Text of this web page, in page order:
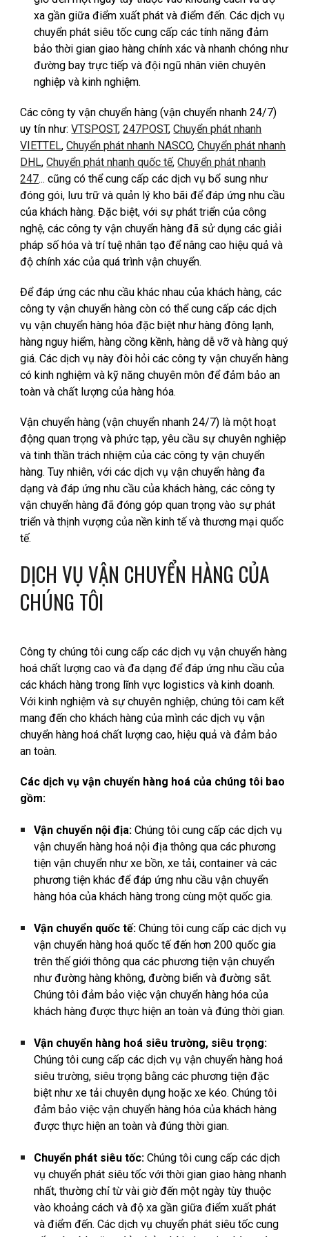
xa gần giữa điểm xuất phát và điểm đến. Các dịch vụ
chuyển phát siêu tốc cung cấp các tính năng đảm
bảo thời gian giao hàng chính xác và nhanh chóng như
đường bay trực tiếp và đội ngũ nhân viên chuyên
nghiệp và kinh nghiệm.
Các công ty vận chuyển hàng(vận chuyển nhanh 24/7)
uy tín như:VTSPOST,247POST,Chuyển phát nhanh
VIETTEL,Chuyển phát nhanh NASCO,Chuyển phát nhanh
DHL,Chuyển phát nhanh quốc tế,Chuyển phát nhanh
247... cũng có thể cung cấp các dịch vụ bổ sung như
đóng gói, lưu trữ và quản lý kho bãi để đáp ứng nhu cầu
của khách hàng. Đặc biệt, với sự phát triển của công
nghệ, các công ty vận chuyển hàng đã sử dụng các giải
pháp số hóa và trí tuệ nhân tạo để nâng cao hiệu quả và
độ chính xác của quá trình vận chuyển.
Để đáp ứng các nhu cầu khác nhau của khách hàng, các
công ty vận chuyển hàng còn có thể cung cấp các dịch
vụ vận chuyển hàng hóa đặc biệt như hàng đông lạnh,
hàng nguy hiểm, hàng cồng kềnh, hàng dễ vỡ và hàng quý
giá. Các dịch vụ này đòi hỏi các công ty vận chuyển hàng
có kinh nghiệm và kỹ năng chuyên môn để đảm bảo an
toàn và chất lượng của hàng hóa.
Vận chuyển hàng(vận chuyển nhanh 24/7) là một hoạt
động quan trọng và phức tạp, yêu cầu sự chuyên nghiệp
và tinh thần trách nhiệm của các công ty vận chuyển
hàng. Tuy nhiên, với các dịch vụ vận chuyển hàng đa
dạng và đáp ứng nhu cầu của khách hàng, các công ty
vận chuyển hàng đã đóng góp quan trọng vào sự phát
triển và thịnh vượng của nền kinh tế và thương mại quốc
tế.
DỊCH VỤ VẬN CHUYỂN HÀNG CỦA
CHÚNG TÔI
Công ty chúng tôi cung cấp các dịch vụ vận chuyển hàng
hoá chất lượng cao và đa dạng để đáp ứng nhu cầu của
các khách hàng trong lĩnh vực logistics và kinh doanh.
Với kinh nghiệm và sự chuyên nghiệp, chúng tôi cam kết
mang đến cho khách hàng của mình các dịch vụ vận
chuyển hàng hoá chất lượng cao, hiệu quả và đảm bảo
an toàn.
Các dịch vụ vận chuyển hàng hoá của chúng tôi bao
gồm:
Vận chuyển nội địa: Chúng tôi cung cấp các dịch vụ
vận chuyển hàng hoá nội địa thông qua các phương
tiện vận chuyển như xe bồn, xe tải, container và các
phương tiện khác để đáp ứng nhu cầu vận chuyển
hàng hóa của khách hàng trong cùng một quốc gia.
Vận chuyển quốc tế: Chúng tôi cung cấp các dịch vụ
vận chuyển hàng hoá quốc tế đến hơn 200 quốc gia
trên thế giới thông qua các phương tiện vận chuyển
như đường hàng không, đường biển và đường sắt.
Chúng tôi đảm bảo việc vận chuyển hàng hóa của
khách hàng được thực hiện an toàn và đúng thời gian.
Vận chuyển hàng hoá siêu trường, siêu trọng:
Chúng tôi cung cấp các dịch vụ vận chuyển hàng hoá
siêu trường, siêu trọng bằng các phương tiện đặc
biệt như xe tải chuyên dụng hoặc xe kéo. Chúng tôi
đảm bảo việc vận chuyển hàng hóa của khách hàng
được thực hiện an toàn và đúng thời gian.
Chuyển phát siêu tốc: Chúng tôi cung cấp các dịch
vụ chuyển phát siêu tốc với thời gian giao hàng nhanh
nhất, thường chỉ từ vài giờ đến một ngày tùy thuộc
vào khoảng cách và độ xa gần giữa điểm xuất phát
và điểm đến. Các dịch vụ chuyển phát siêu tốc cung